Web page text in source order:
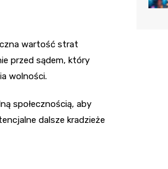
wartość strat
przed sądem, który
wolności.
społecznością, aby
dalsze kradzieże